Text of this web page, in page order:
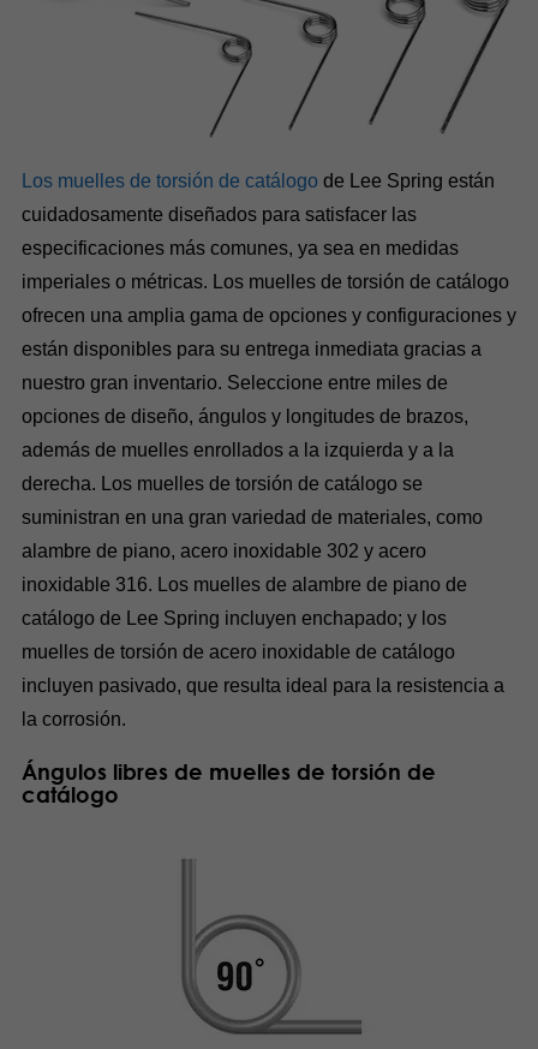
Los muelles de torsión de catálogo de Lee Spring están
cuidadosamente diseñados para satisfacer las
especificaciones más comunes, ya sea en medidas
imperiales o métricas. Los muelles de torsión de catálogo
ofrecen una amplia gama de opciones y configuraciones y
están disponibles para su entrega inmediata gracias a
nuestro gran inventario. Seleccione entre miles de
opciones de diseño, ángulos y longitudes de brazos,
además de muelles enrollados a la izquierda y a la
derecha. Los muelles de torsión de catálogo se
suministran en una gran variedad de materiales, como
alambre de piano, acero inoxidable 302 y acero
inoxidable 316. Los muelles de alambre de piano de
catálogo de Lee Spring incluyen enchapado; y los
muelles de torsión de acero inoxidable de catálogo
incluyen pasivado, que resulta ideal para la resistencia a
la corrosión.
Ángulos libres de muelles de torsión de
catálogo